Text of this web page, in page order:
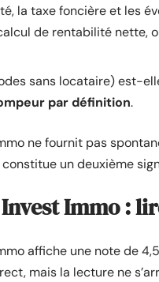
la taxe foncière et les
de rentabilité nette,
sans locataire) est-
par définition.
ne fournit pas
un deuxième
Immo :
affiche une note de
mais la lecture ne